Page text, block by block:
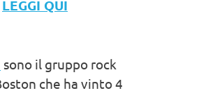
LEGGI QUI
sono il gruppo rock
che ha vinto 4